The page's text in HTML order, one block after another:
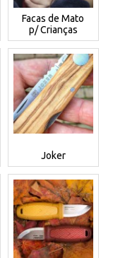
Facas de Mato
p/ Crianças
Joker